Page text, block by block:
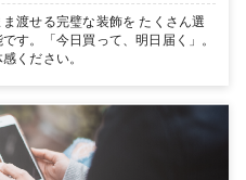
渡せる完璧な装飾を たくさん選
す。「今日買って、明日届く」。
ください。